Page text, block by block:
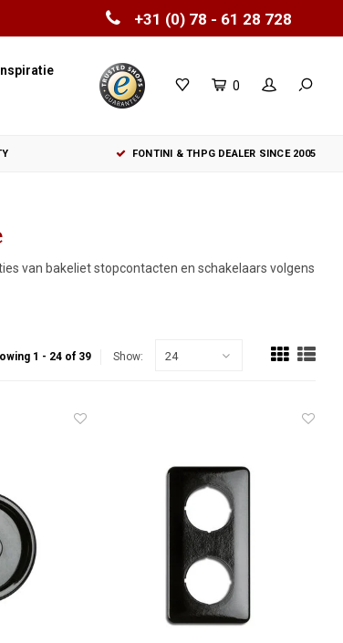
+31 (0) 78 - 61 28 728
Inspiratie
0
FONTINI & THPG DEALER SINCE 2005
van bakeliet stopcontacten en schakelaars volgens
1 - 24 of 39 Show: 24